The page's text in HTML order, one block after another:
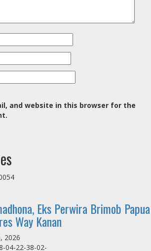
and website in this browser for the
Eks Perwira Brimob Papua
Way Kanan
2026